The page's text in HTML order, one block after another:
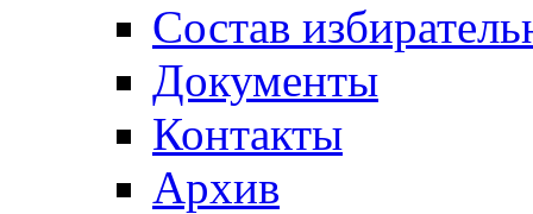
Состав
Документы
Контакты
Архив